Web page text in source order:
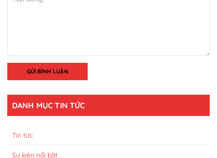
GỬI BÌNH LUẬN
DANH MỤC TIN TỨC
Tin tức
Sự kiện nổi bật